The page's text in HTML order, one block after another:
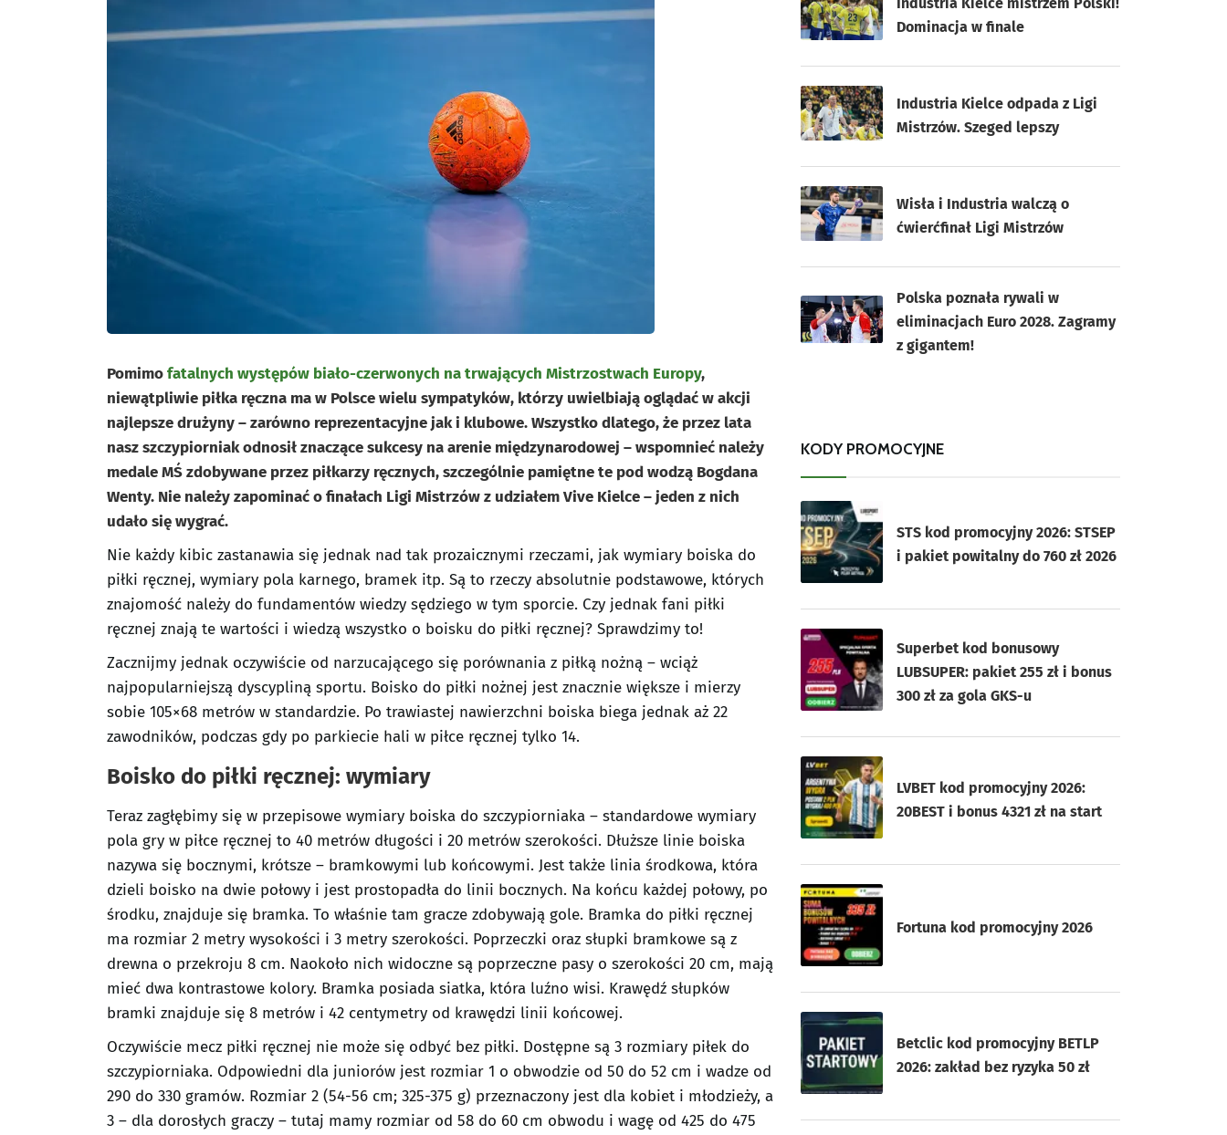
Pomimofatalnych występów biało-czerwonych na trwających Mistrzostwach Europy,
niewątpliwie piłka ręczna ma w Polsce wielu sympatyków, którzy uwielbiają oglądać w akcji
najlepsze drużyny – zarówno reprezentacyjne jak i klubowe. Wszystko dlatego, że przez lata
nasz szczypiorniak odnosił znaczące sukcesy na arenie międzynarodowej – wspomnieć należy
medale MŚ zdobywane przez piłkarzy ręcznych, szczególnie pamiętne te pod wodzą Bogdana
Wenty. Nie należy zapominać o finałach Ligi Mistrzów z udziałem Vive Kielce – jeden z nich
udało się wygrać.
Nie każdy kibic zastanawia się jednak nad tak prozaicznymi rzeczami, jak wymiary boiska do
piłki ręcznej, wymiary pola karnego, bramek itp. Są to rzeczy absolutnie podstawowe, których
znajomość należy do fundamentów wiedzy sędziego w tym sporcie. Czy jednak fani piłki
ręcznej znają te wartości i wiedzą wszystko o boisku do piłki ręcznej? Sprawdzimy to!
Zacznijmy jednak oczywiście od narzucającego się porównania z piłką nożną – wciąż
najpopularniejszą dyscypliną sportu. Boisko do piłki nożnej jest znacznie większe i mierzy
sobie 105×68 metrów w standardzie. Po trawiastej nawierzchni boiska biega jednak aż 22
zawodników, podczas gdy po parkiecie hali w piłce ręcznej tylko 14.
Boisko do piłki ręcznej: wymiary
Teraz zagłębimy się w przepisowe wymiary boiska do szczypiorniaka – standardowe wymiary
pola gry w piłce ręcznej to 40 metrów długości i 20 metrów szerokości. Dłuższe linie boiska
nazywa się bocznymi, krótsze – bramkowymi lub końcowymi. Jest także linia środkowa, która
dzieli boisko na dwie połowy i jest prostopadła do linii bocznych. Na końcu każdej połowy, po
środku, znajduje się bramka. To właśnie tam gracze zdobywają gole. Bramka do piłki ręcznej
ma rozmiar 2 metry wysokości i 3 metry szerokości. Poprzeczki oraz słupki bramkowe są z
drewna o przekroju 8 cm. Naokoło nich widoczne są poprzeczne pasy o szerokości 20 cm, mają
mieć dwa kontrastowe kolory. Bramka posiada siatka, która luźno wisi. Krawędź słupków
bramki znajduje się 8 metrów i 42 centymetry od krawędzi linii końcowej.
Oczywiście mecz piłki ręcznej nie może się odbyć bez piłki. Dostępne są 3 rozmiary piłek do
szczypiorniaka. Odpowiedni dla juniorów jest rozmiar 1 o obwodzie od 50 do 52 cm i wadze od
290 do 330 gramów. Rozmiar 2 (54-56 cm; 325-375 g) przeznaczony jest dla kobiet i młodzieży, a
3 – dla dorosłych graczy – tutaj mamy rozmiar od 58 do 60 cm obwodu i wagę od 425 do 475
Dominacja w finale
Industria Kielce odpada z Ligi
Mistrzów. Szeged lepszy
Wisła i Industria walczą o
ćwierćfinał Ligi Mistrzów
Polska poznała rywali w
eliminacjach Euro 2028. Zagramy
z gigantem!
KODY PROMOCYJNE
STS kod promocyjny 2026: STSEP
i pakiet powitalny do 760 zł 2026
Superbet kod bonusowy
LUBSUPER: pakiet 255 zł i bonus
300 zł za gola GKS-u
LVBET kod promocyjny 2026:
20BEST i bonus 4321 zł na start
Fortuna kod promocyjny 2026
Betclic kod promocyjny BETLP
2026: zakład bez ryzyka 50 zł